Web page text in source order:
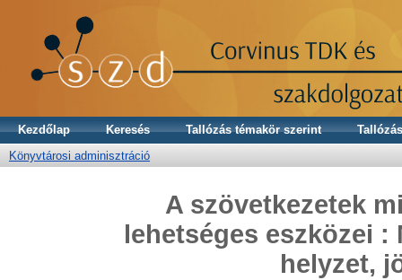
Kezdőlap Keresés Tallózás témakör szerint
Könyvtárosi adminisztráció
A szövetkezetek
lehetséges eszközei
helyzet,